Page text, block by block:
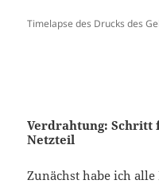
Timelapse des Drucks des
Verdrahtung: Schritt
Netzteil
Zunächst habe ich